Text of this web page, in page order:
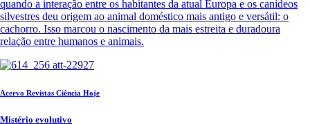
quando a interação entre os habitantes da atual Europa e os canídeos
silvestres deu origem ao animal doméstico mais antigo e versátil: o
cachorro. Isso marcou o nascimento da mais estreita e duradoura
relação entre humanos e animais.
Acervo Revistas Ciência Hoje
Mistério evolutivo